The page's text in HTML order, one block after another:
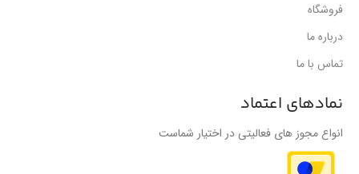
فروشگاه
درباره ما
تماس با ما
نمادهای اعتماد
انواع مجوز های فعالیتی در اختیار شماست